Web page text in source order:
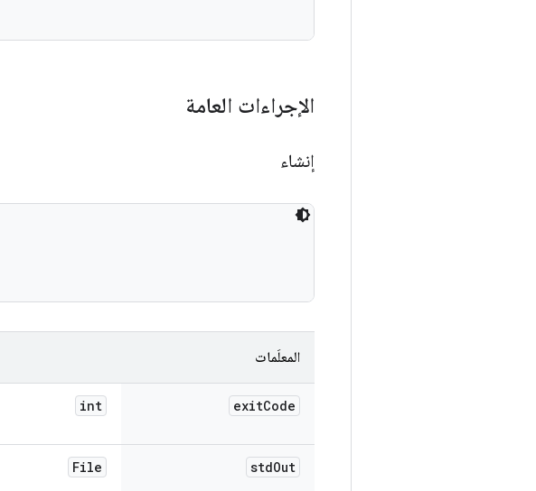
الإجراءات العامة
إنشاء
المعلَمات
exitCode
int
stdOut
File